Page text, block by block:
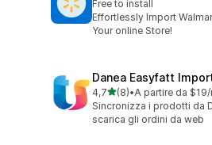
Free to install
Effortlessly Import
Your online Store!
Danea Easyfatt
4,7de 5 estrelas
(8)
8 total de avaliações
•A partire da
Sincronizza i prodotti da
scarica gli ordini da web